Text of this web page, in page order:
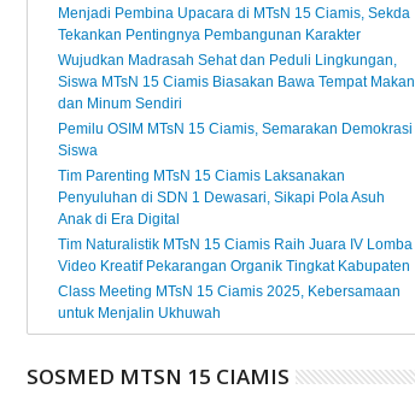
Menjadi Pembina Upacara di MTsN 15 Ciamis, Sekda
Tekankan Pentingnya Pembangunan Karakter
Wujudkan Madrasah Sehat dan Peduli Lingkungan,
Siswa MTsN 15 Ciamis Biasakan Bawa Tempat Makan
dan Minum Sendiri
Pemilu OSIM MTsN 15 Ciamis, Semarakan Demokrasi
Siswa
Tim Parenting MTsN 15 Ciamis Laksanakan
Penyuluhan di SDN 1 Dewasari, Sikapi Pola Asuh
Anak di Era Digital
Tim Naturalistik MTsN 15 Ciamis Raih Juara IV Lomba
Video Kreatif Pekarangan Organik Tingkat Kabupaten
Class Meeting MTsN 15 Ciamis 2025, Kebersamaan
untuk Menjalin Ukhuwah
SOSMED MTSN 15 CIAMIS